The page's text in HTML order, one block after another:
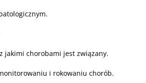
jakimi chorobami jest związany.
i rokowaniu chorób.